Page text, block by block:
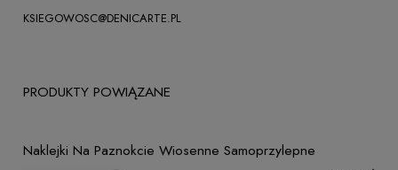
KSIEGOWOSC@DENICARTE.PL
PRODUKTY POWIĄZANE
Naklejki Na Paznokcie Wiosenne Samoprzylepne